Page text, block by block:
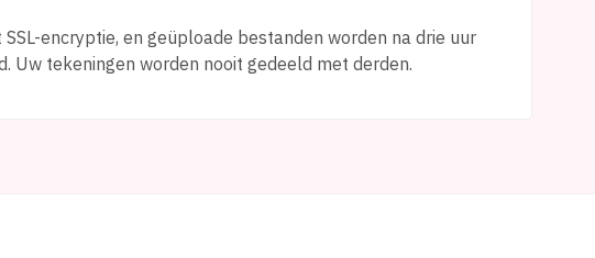
encryptie, en geüploade bestanden worden na drie uur
Uw tekeningen worden nooit gedeeld met derden.